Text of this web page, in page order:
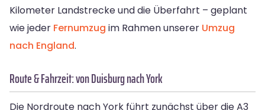
Kilometer Landstrecke und die Überfahrt – geplant
wie jeder Fernumzug im Rahmen unserer Umzug
nach England.
Route & Fahrzeit: von Duisburg nach York
Die Nordroute nach York führt zunächst über die A3